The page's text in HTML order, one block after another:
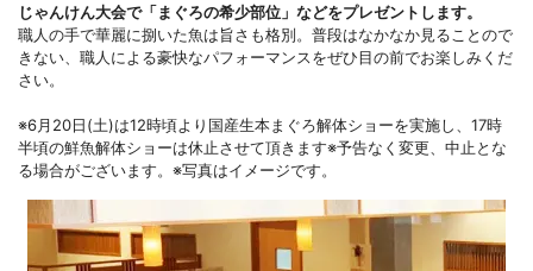
じゃんけん大会で「まぐろの希少部位」などをプレゼントします。
職人の手で華麗に捌いた魚は旨さも格別。普段はなかなか見ることので
きない、職人による豪快なパフォーマンスをぜひ目の前でお楽しみくだ
さい。
※6月20日(土)は12時頃より国産生本まぐろ解体ショーを実施し、17時
半頃の鮮魚解体ショーは休止させて頂きます※予告なく変更、中止とな
る場合がございます。※写真はイメージです。